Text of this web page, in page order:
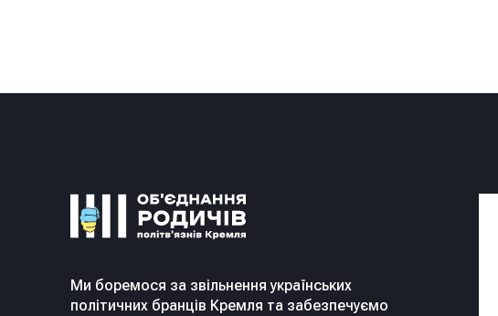
Ми боремося за звільнення українських
політичних бранців Кремля та забезпечуємо